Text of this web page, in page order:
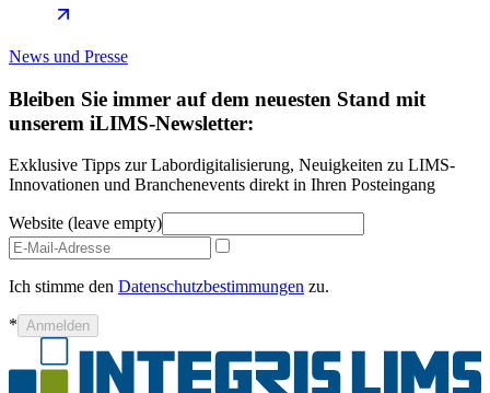
News und Presse
Bleiben Sie immer auf dem neuesten Stand mit
unserem iLIMS-Newsletter:
Exklusive Tipps zur Labordigitalisierung, Neuigkeiten zu LIMS-
Innovationen und Branchenevents direkt in Ihren Posteingang
Website (leave empty)
Ich stimme den Datenschutzbestimmungen zu.
* Anmelden